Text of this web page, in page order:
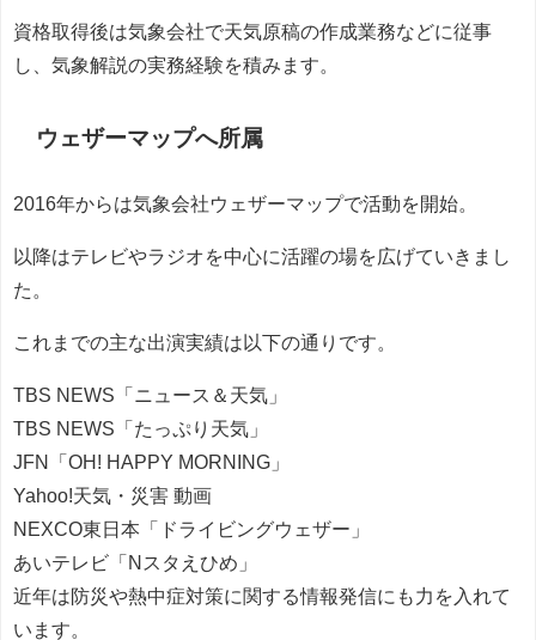
資格取得後は気象会社で天気原稿の作成業務などに従事
し、気象解説の実務経験を積みます。
ウェザーマップへ所属
2016年からは気象会社ウェザーマップで活動を開始。
以降はテレビやラジオを中心に活躍の場を広げていきまし
た。
これまでの主な出演実績は以下の通りです。
TBS NEWS「ニュース＆天気」
TBS NEWS「たっぷり天気」
JFN「OH! HAPPY MORNING」
Yahoo!天気・災害 動画
NEXCO東日本「ドライビングウェザー」
あいテレビ「Nスタえひめ」
近年は防災や熱中症対策に関する情報発信にも力を入れて
います。